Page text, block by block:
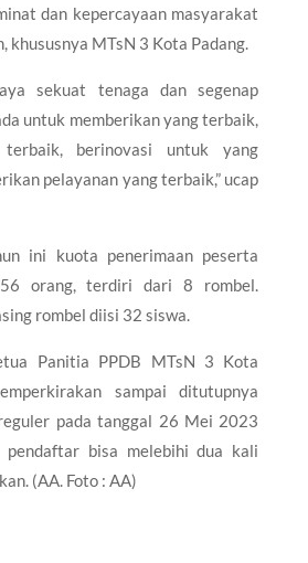
dan kepercayaan masyarakat
khususnya MTsN 3 Kota Padang.
sekuat tenaga dan segenap
untuk memberikan yang terbaik,
terbaik, berinovasi untuk yang
pelayanan yang terbaik,” ucap
ini kuota penerimaan peserta
orang, terdiri dari 8 rombel.
rombel diisi 32 siswa.
Panitia PPDB MTsN 3 Kota
sampai ditutupnya
pada tanggal 26 Mei 2023
bisa melebihi dua kali
(AA. Foto : AA)